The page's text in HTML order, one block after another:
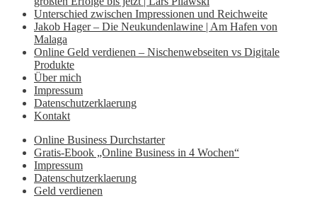
Unterschied zwischen Impressionen und Reichweite
Jakob Hager – Die Neukundenlawine | Am Hafen von
Malaga
Online Geld verdienen – Nischenwebseiten vs Digitale
Produkte
Über mich
Impressum
Datenschutzerklaerung
Kontakt
Online Business Durchstarter
Gratis-Ebook „Online Business in 4 Wochen“
Impressum
Datenschutzerklaerung
Geld verdienen